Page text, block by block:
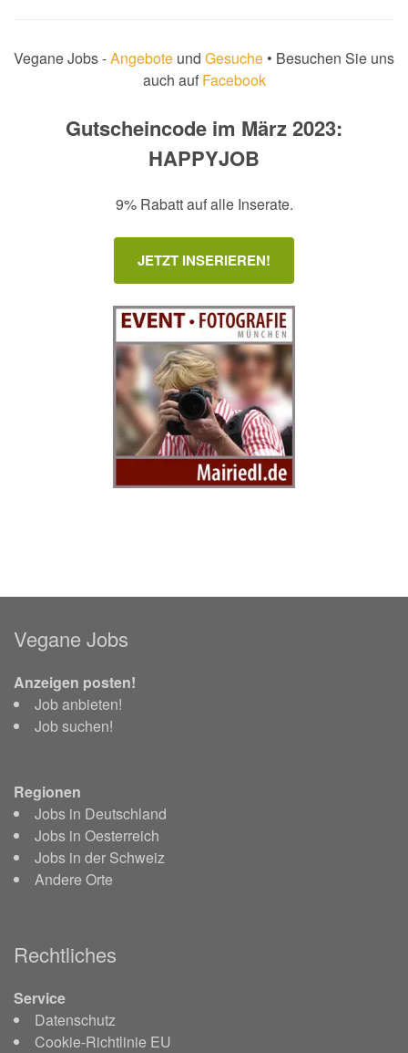
Vegane Jobs -Angebote und Gesuche • Besuchen Sie uns
auch auf Facebook
Gutscheincode im März 2023:
HAPPYJOB
9% Rabatt auf alle Inserate.
JETZT INSERIEREN!
Vegane Jobs
Anzeigen posten!
Job anbieten!
Job suchen!
Regionen
Jobs in Deutschland
Jobs in Oesterreich
Jobs in der Schweiz
Andere Orte
Rechtliches
Service
Datenschutz
Cookie-Richtlinie EU